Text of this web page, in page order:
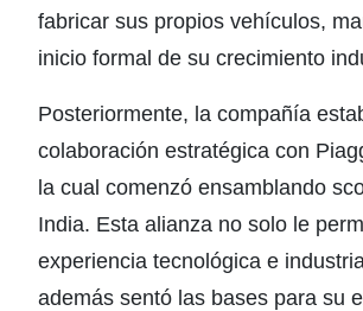
fabricar sus propios vehículos,
inicio formal de su crecimiento
Posteriormente, la compañía
colaboración estratégica con
la cual comenzó ensamblando
India. Esta alianza no solo le
experiencia tecnológica e
además sentó las bases para su